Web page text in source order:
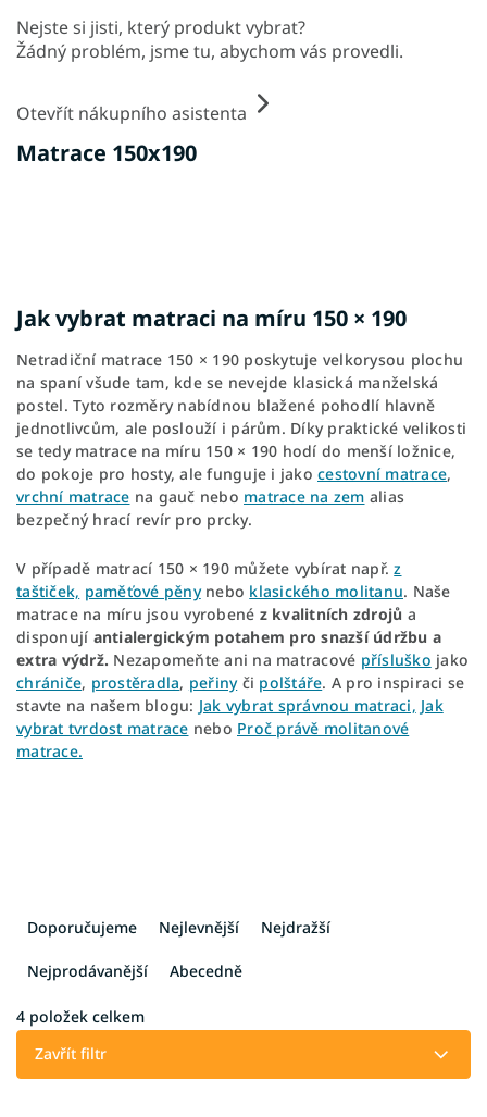
Matrace 150x190
Nejste si jisti, který produkt vybrat?
Žádný problém, jsme tu, abychom vás provedli.
Otevřít nákupního asistenta
Jak vybrat matraci na míru 150 × 190
Netradiční matrace 150 × 190 poskytuje velkorysou plochu
na spaní všude tam, kde se nevejde klasická manželská
postel. Tyto rozměry nabídnou blažené pohodlí hlavně
jednotlivcům, ale poslouží i párům. Díky praktické velikosti
se tedy matrace na míru 150 × 190 hodí do menší ložnice,
do pokoje pro hosty, ale funguje i jako cestovní matrace,
vrchní matrace na gauč nebo matrace na zem alias
bezpečný hrací revír pro prcky.
V případě matrací 150 × 190 můžete vybírat např.z
taštiček, paměťové pěnynebo klasického molitanu. Naše
matrace na míru jsou vyrobené z kvalitních zdrojů a
disponují antialergickým potahem pro snazší údržbu a
extra výdrž. Nezapomeňte ani na matracové přísluško jako
chrániče, prostěradla, peřinyči polštáře. A pro inspiraci se
stavte na našem blogu: Jak vybrat správnou matraci, Jak
vybrat tvrdost matrace nebo Proč právě molitanové
matrace.
í
Doporučujeme Nejlevnější Nejdražší
Nejprodávanější Abecedně
4 položek celkem
Zavřít filtr